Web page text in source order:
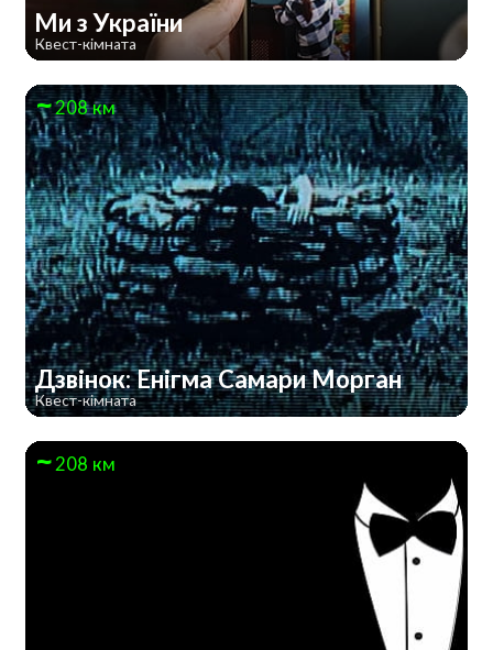
Ми з України
Квест-кімната
208 км
Дзвінок: Енігма Самари Морган
Квест-кімната
208 км